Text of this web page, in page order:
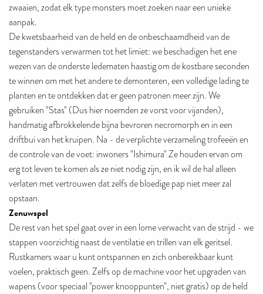
zwaaien, zodat elk type monsters moet zoeken naar een unieke
aanpak.
De kwetsbaarheid van de held en de onbeschaamdheid van de
tegenstanders verwarmen tot het limiet: we beschadigen het ene
wezen van de onderste ledematen haastig om de kostbare seconden
te winnen om met het andere te demonteren, een volledige lading te
planten en te ontdekken dat er geen patronen meer zijn. We
gebruiken "Stas" (Dus hier noemden ze vorst voor vijanden),
handmatig afbrokkelende bijna bevroren necromorph en in een
driftbui van het kruipen. Na - de verplichte verzameling trofeeën en
de controle van de voet: inwoners "Ishimura" Ze houden ervan om
erg tot leven te komen als ze niet nodig zijn, en ik wil de hal alleen
verlaten met vertrouwen dat zelfs de bloedige pap niet meer zal
opstaan.
Zenuwspel
De rest van het spel gaat over in een lome verwacht van de strijd - we
stappen voorzichtig naast de ventilatie en trillen van elk geritsel.
Rustkamers waar u kunt ontspannen en zich onbereikbaar kunt
voelen, praktisch geen. Zelfs op de machine voor het upgraden van
wapens (voor speciaal "power knooppunten", niet gratis) op de held